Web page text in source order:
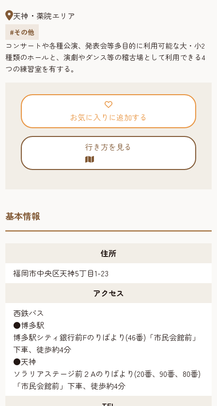
天神・薬院エリア
#その他
コンサートや各種公演、発表会等多目的に利用可能な大・小2
種類のホールと、演劇やダンス等の稽古場として利用できる4
つの練習室を有する。
お気に入りに追加する
行き方を見る
基本情報
住所
福岡市中央区天神5丁目1-23
アクセス
西鉄バス
●博多駅
博多駅シティ銀行前Fのりばより(46番)「市民会館前」
下車、徒歩約4分
●天神
ソラリアステージ前２Aのりばより(20番、90番、80番)
「市民会館前」下車、徒歩約4分